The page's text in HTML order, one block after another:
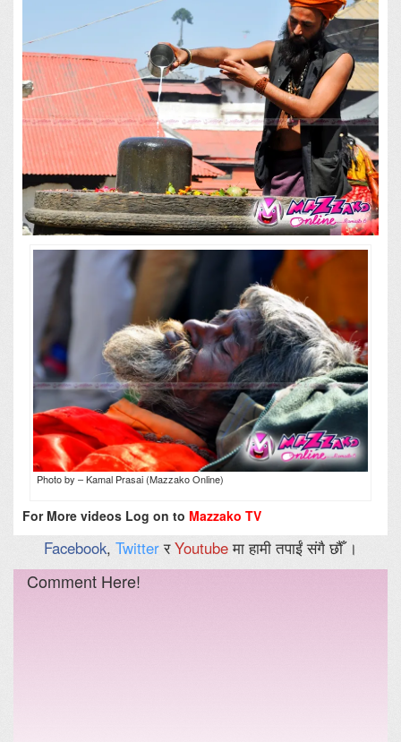
Photo by – Kamal Prasai (Mazzako Online)
For More videos Log on to Mazzako TV
Facebook, TwitterरYoutubeमा हामी तपाईं संगै छौँ ।
Comment Here!